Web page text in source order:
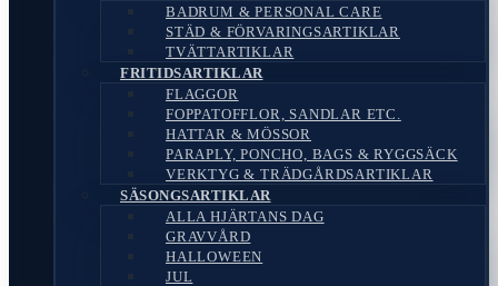
BADRUM & PERSONAL CARE
STÄD & FÖRVARINGSARTIKLAR
TVÄTTARTIKLAR
FRITIDSARTIKLAR
FLAGGOR
FOPPATOFFLOR, SANDLAR ETC.
HATTAR & MÖSSOR
PARAPLY, PONCHO, BAGS & RYGGSÄCK
VERKTYG & TRÄDGÅRDSARTIKLAR
SÄSONGSARTIKLAR
ALLA HJÄRTANS DAG
GRAVVÅRD
HALLOWEEN
JUL